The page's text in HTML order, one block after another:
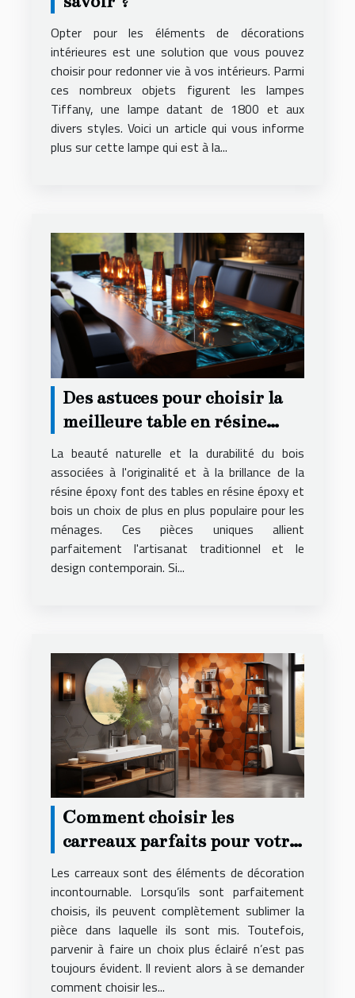
Opter pour les éléments de décorations
intérieures est une solution que vous pouvez
choisir pour redonner vie à vos intérieurs. Parmi
ces nombreux objets figurent les lampes
Tiffany, une lampe datant de 1800 et aux
divers styles. Voici un article qui vous informe
plus sur cette lampe qui est à la...
Des astuces pour choisir la
meilleure table en résine
époxy et bois pour votre
logement
La beauté naturelle et la durabilité du bois
associées à l'originalité et à la brillance de la
résine époxy font des tables en résine époxy et
bois un choix de plus en plus populaire pour les
ménages. Ces pièces uniques allient
parfaitement l'artisanat traditionnel et le
design contemporain. Si...
Comment choisir les
carreaux parfaits pour votre
décoration ?
Les carreaux sont des éléments de décoration
incontournable. Lorsqu’ils sont parfaitement
choisis, ils peuvent complètement sublimer la
pièce dans laquelle ils sont mis. Toutefois,
parvenir à faire un choix plus éclairé n’est pas
toujours évident. Il revient alors à se demander
comment choisir les...